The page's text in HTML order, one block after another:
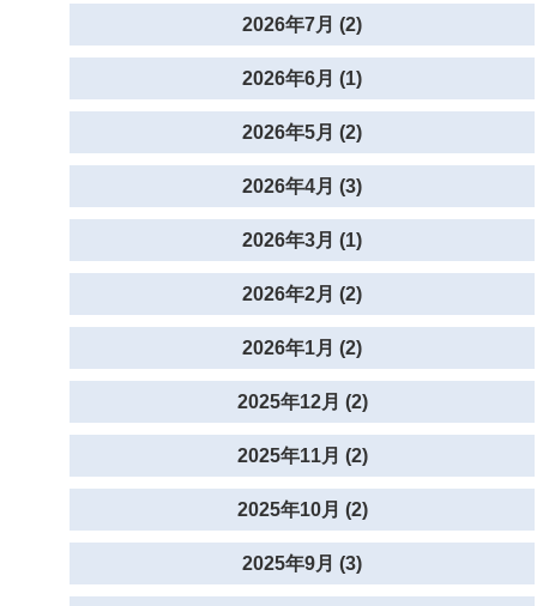
2026年7月 (2)
2026年6月 (1)
2026年5月 (2)
2026年4月 (3)
2026年3月 (1)
2026年2月 (2)
2026年1月 (2)
2025年12月 (2)
2025年11月 (2)
2025年10月 (2)
2025年9月 (3)